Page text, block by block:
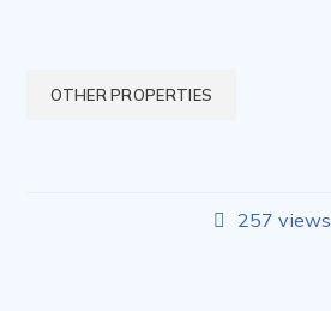
OTHER PROPERTIES
257 views